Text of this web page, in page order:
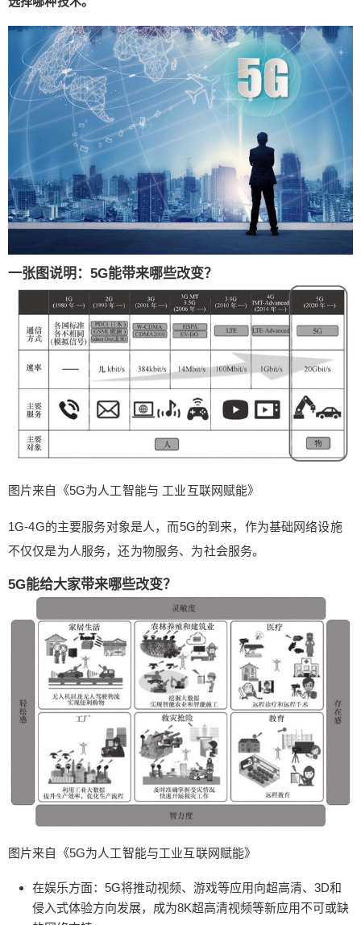
一张图说明：5G能带来哪些改变？
图片来自《5G为人工智能与 工业互联网赋能》
1G-4G的主要服务对象是人，而5G的到来，作为基础网络设施
不仅仅是为人服务，还为物服务、为社会服务。
5G能给大家带来哪些改变？
图片来自《5G为人工智能与工业互联网赋能》
在娱乐方面：5G将推动视频、游戏等应用向超高清、3D和
侵入式体验方向发展，成为8K超高清视频等新应用不可或缺
医疗健康等功能，为佩戴者提供完美的科技体验，5
G+人工智能将为可穿戴智能设备带来全新的科技体
验。 3、车联网 按照工业和信息部的定义，车联网
是指车与一切互联（V2X），包括其他车辆、行
人、道路设施等，使汽车拥有更大范围的感知能
力，发现潜在风险，优化路径规划。 车联网包含一
下几个互联： V2V（to vehicles）：车车互联； V2I
（to infrastructure）：车与道路设施互联； V2P（t
o pedestrian）：车与行人互联； V2C（to clou
d）：车与云端互联； V2H（to home）：车与家互
联。 图片来自《5G为人工智能与工业互联网赋能》
无人驾驶汽车有什么好处？Google公司无人驾驶汽
车首席开发人员Sebastian Thruns说过：Google无
人驾驶汽车能将通勤所耗时间以及能源消耗减少9
0%，能使汽车数量减少90%。不过，《5G为人工
智能与工业互联网赋能》这本书上有强调，出于科
学严谨和保守考虑，在计算时将数据调整为50%。
汽车技术发展的两个方向是智能化和网联化，两者
相结合成为智能网联汽车。也就是把网联汽车和自
动驾驶结合起来。百度在2013年开始开展无人驾驶
车项目，其无人驾驶汽车目前已经取得了国内首批
自动驾驶牌照。2016年，国内自动驾驶爆发，北
汽、上汽、长安等车企相机公布自动驾驶战略规
划。2018年，百度Apollo和金龙客车合作生产的全
球首款L4级无人驾驶大客车“阿波龙”已经正式量产
下线。5G的发展，使自动驾驶的实现成为可能。
4、无人机 无人机按照应用主要分为：军用无人
机、工业无人机、消费无人机。军用无人机主要应
用有侦查、电子对抗和无人战斗机等；工业无人机
主要应用于农业植保、电力巡检、警用执法、地质
勘察、环境监测和森林防火等领域；消费无人机主
要应用于个人航拍、影视航拍和遥控玩具等。 5G
+人工智能是未来无人机系统提高自主性能的关键技
术。无人机的智能化主要体现在自主飞行的路径规
划能力、执行任务的自主决策能力和与空中舰队的
自主协作能力。在这些能力中，自主规划是无人机
智能化趋势中的第一位。 现阶段，无人机还是依赖
于人来预设路线的，效率和灵活性较低，未来的无
人机应该能够根据 个字的任务和相应的约束条件自
主的规划飞行路线。 5、智能家居 通过5G通信模
块、传感器等，只能家居相比传统的家居产品能够
更好地应对用户的操作需要和适应环境的变化。在
此基础上，出色的交互体验会为产品带来差异化的
竞争优势，从最早的触屏+APP开始向解放双手的语